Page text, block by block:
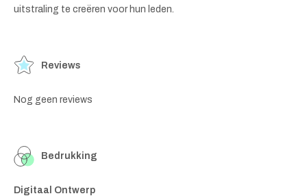
uitstraling te creëren voor hun leden.
Reviews
Nog geen reviews
Bedrukking
Digitaal Ontwerp